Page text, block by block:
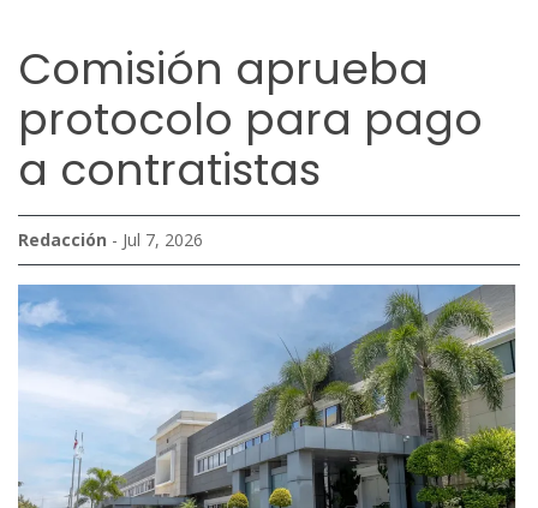
Comisión aprueba
protocolo para pago
a contratistas
Redacción - Jul 7, 2026